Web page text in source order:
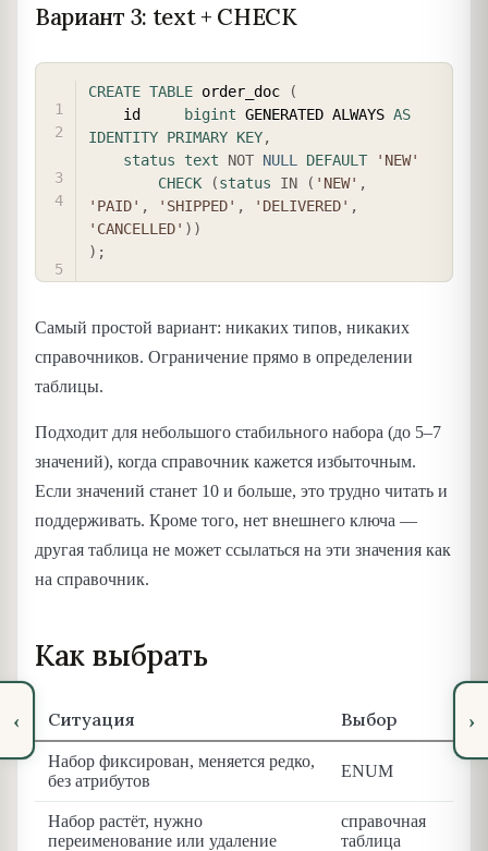
‹
Вариант 3: text + CHECK
CREATE TABLE order_doc
(
    id
bigint GENERATED ALWAYS AS
IDENTITY PRIMARY KEY,
status
text NOT NULL DEFAULT
'NEW'
CHECK
(status IN ( 'NEW' ,
'PAID' , 'SHIPPED' , 'DELIVERED' ,
'CANCELLED' ) )
) ;
Самый простой вариант: никаких типов, никаких
справочников. Ограничение прямо в определении
таблицы.
Подходит для небольшого стабильного набора (до 5–7
значений), когда справочник кажется избыточным.
Если значений станет 10 и больше, это трудно читать и
поддерживать. Кроме того, нет внешнего ключа —
другая таблица не может ссылаться на эти значения как
на справочник.
Как выбрать
Ситуация Выбор
Набор фиксирован, меняется редко,
без атрибутов
ENUM
Набор растёт, нужно
переименование или удаление
справочная
таблица
›